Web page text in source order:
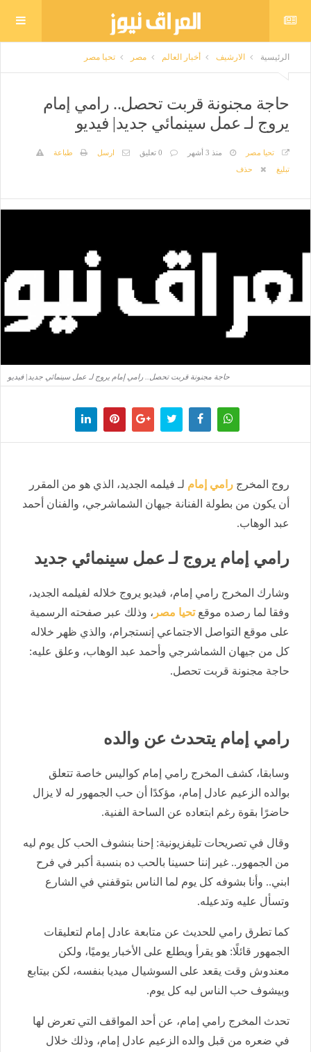
الرئيسية الارشيف أخبار العالم مصر تحيا مصر
حاجة مجنونة قربت تحصل.. رامي إمام
يروج لـ عمل سينمائي جديد| فيديو
تحيا مصر منذ 3 أشهر 0 تعليق ارسل
طباعة
تبليغ
حذف
حاجة مجنونة قربت تحصل.. رامي إمام يروج لـ عمل سينمائي جديد| فيديو
روج المخرج رامي إمام لـ فيلمه الجديد، الذي هو من المقرر
أن يكون من بطولة الفنانة جيهان الشماشرجي، والفنان أحمد
عبد الوهاب.
رامي إمام يروج لـ عمل سينمائي جديد
وشارك المخرج رامي إمام، فيديو يروج خلاله لفيلمه الجديد،
وفقا لما رصده موقعتحيا مصر ، وذلك عبر صفحته الرسمية
على موقع التواصل الاجتماعي إنستجرام، والذي ظهر خلاله
كل من جيهان الشماشرجي وأحمد عبد الوهاب، وعلق عليه:
حاجة مجنونة قربت تحصل.
رامي إمام يتحدث عن والده
وسابقا، كشف المخرج رامي إمام كواليس خاصة تتعلق
بوالده الزعيم عادل إمام، مؤكدًا أن حب الجمهور له لا يزال
حاضرًا بقوة رغم ابتعاده عن الساحة الفنية.
وقال في تصريحات تليفزيونية: إحنا بنشوف الحب كل يوم ليه
من الجمهور.. غير إننا حسينا بالحب ده بنسبة أكبر في فرح
ابني.. وأنا بشوفه كل يوم لما الناس بتوقفني في الشارع
وتسأل عليه وتدعيله.
كما تطرق رامي للحديث عن متابعة عادل إمام لتعليقات
الجمهور قائلًا: هو يقرأ ويطلع على الأخبار يوميًا، ولكن
معندوش وقت يقعد على السوشيال ميديا بنفسه، لكن بيتابع
وبيشوف حب الناس ليه كل يوم.
تحدث المخرج رامي إمام، عن أحد المواقف التي تعرض لها
في ضعره من قبل والده الزعيم عادل إمام، وذلك خلال